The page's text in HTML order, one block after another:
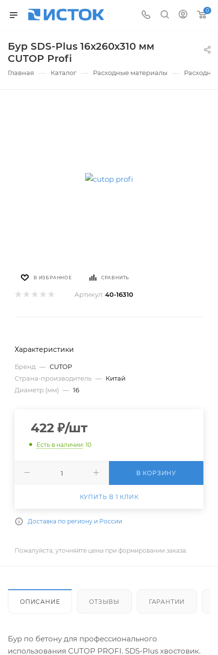
0
Бур SDS-Plus 16х260х310 мм
CUTOP Profi
Главная — Каталог — Расходные материалы —
В ИЗБРАННОЕ СРАВНИТЬ
Артикул: 40-16310
Характеристики
Бренд — CUTOP
Страна-производитель — Китай
Диаметр (мм) — 16
422 ₽/шт
Есть в наличии: 10
В КОРЗИНУ
КУПИТЬ В 1 КЛИК
Доставка по региону и России
Пожалуйста, уточняйте цены при формировании заказа.
ОПИСАНИЕ ОТЗЫВЫ ГАРАНТИИ
Бур по бетону для профессионального
использования CUTOP PROFI. SDS-Plus хвостовик.